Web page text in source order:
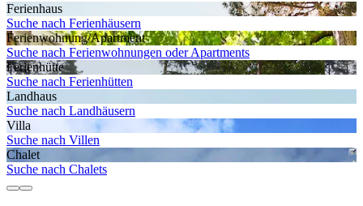
Ferienhaus
Suche nach Ferienhäusern
Ferienwohnung/Apartment
Suche nach Ferienwohnungen oder Apartments
Ferienhütte
Suche nach Ferienhütten
Landhaus
Suche nach Landhäusern
Villa
Suche nach Villen
Chalet
Suche nach Chalets